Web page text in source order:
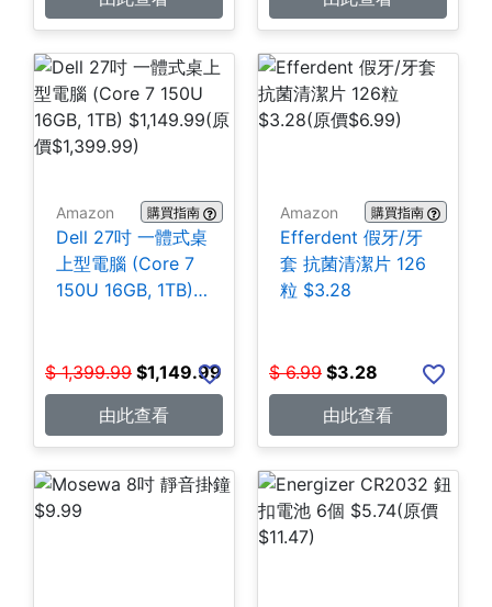
Amazon 購買指南
Dell 27吋 一體式桌
上型電腦 (Core 7
150U 16GB, 1TB)
$ 1,399.99 $1,149.99
由此查看
Amazon 購買指南
Efferdent 假牙/牙
套 抗菌清潔片 126
粒 $3.28
$ 6.99 $3.28
由此查看